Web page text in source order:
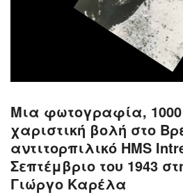
Μια φωτογραφία, 1000
χαριστική βολή στο
αντιτορπιλικό HMS
Σεπτέμβριο του 1943
Γιώργο Καρέλα